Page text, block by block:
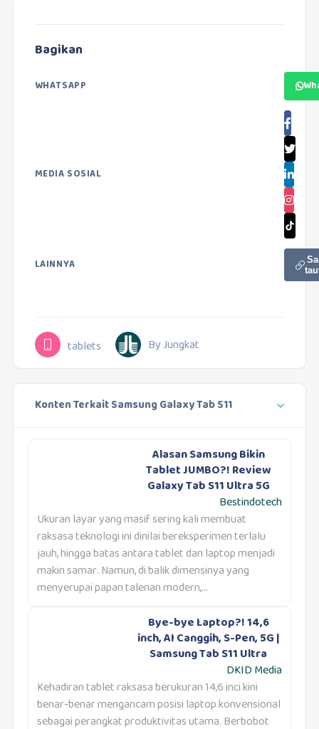
Bagikan
WHATSAPP
MEDIA SOSIAL
LAINNYA
tablets By Jungkat
Konten Terkait Samsung Galaxy Tab S11
Alasan Samsung Bikin
Tablet JUMBO?! Review
Galaxy Tab S11 Ultra 5G
Bestindotech
Ukuran layar yang masif sering kali membuat
raksasa teknologi ini dinilai bereksperimen terlalu
jauh, hingga batas antara tablet dan laptop menjadi
makin samar. Namun, di balik dimensinya yang
menyerupai papan talenan modern,...
Bye-bye Laptop?! 14,6
inch, AI Canggih, S-Pen, 5G |
Samsung Tab S11 Ultra
DKID Media
Kehadiran tablet raksasa berukuran 14,6 inci kini
benar-benar mengancam posisi laptop konvensional
sebagai perangkat produktivitas utama. Berbobot